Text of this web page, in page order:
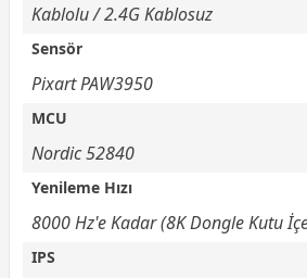
Kablolu / 2.4G Kablosuz
Sensör
Pixart PAW3950
MCU
Nordic 52840
Yenileme Hızı
8000 Hz'e Kadar (8K Dongle Kutu
IPS